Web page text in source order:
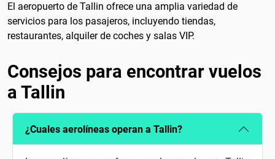
El aeropuerto de Tallin ofrece una amplia variedad de
servicios para los pasajeros, incluyendo tiendas,
restaurantes, alquiler de coches y salas VIP.
Consejos para encontrar vuelos
a Tallin
¿Cuales aerolíneas operan a Tallin?